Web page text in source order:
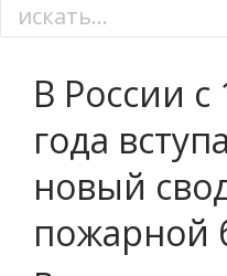
В России
года
новый
пожарной